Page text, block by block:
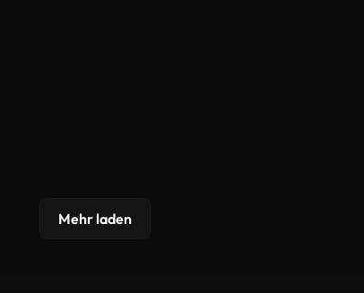
Mehr laden